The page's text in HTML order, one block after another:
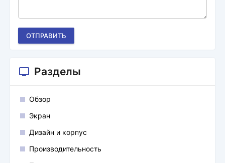
ОТПРАВИТЬ
Разделы
Обзор
Экран
Дизайн и корпус
Производительность